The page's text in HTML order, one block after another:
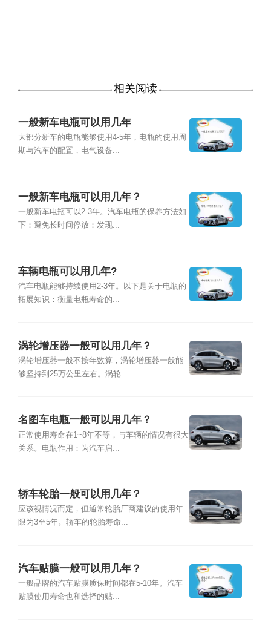
相关阅读
一般新车电瓶可以用几年
大部分新车的电瓶能够使用4-5年，电瓶的使用周
期与汽车的配置，电气设备...
一般新车电瓶可以用几年？
一般新车电瓶可以2-3年。汽车电瓶的保养方法如
下：避免长时间停放：发现...
车辆电瓶可以用几年?
汽车电瓶能够持续使用2-3年。以下是关于电瓶的
拓展知识：衡量电瓶寿命的...
涡轮增压器一般可以用几年？
涡轮增压器一般不按年数算，涡轮增压器一般能
够坚持到25万公里左右。涡轮...
名图车电瓶一般可以用几年？
正常使用寿命在1~8年不等，与车辆的情况有很大
关系。电瓶作用：为汽车启...
轿车轮胎一般可以用几年？
应该视情况而定，但通常轮胎厂商建议的使用年
限为3至5年。轿车的轮胎寿命...
汽车贴膜一般可以用几年？
一般品牌的汽车贴膜质保时间都在5-10年。汽车
贴膜使用寿命也和选择的贴...